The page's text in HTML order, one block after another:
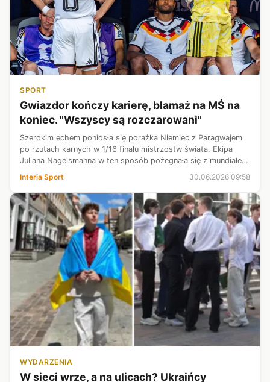
SPORT
Gwiazdor kończy karierę, blamaż na MŚ na
koniec. "Wszyscy są rozczarowani"
Szerokim echem poniosła się porażka Niemiec z Paragwajem
po rzutach karnych w 1/16 finału mistrzostw świata. Ekipa
Juliana Nagelsmanna w ten sposób pożegnała się z mundialem
i została jednym z największych rozczarowań. Odpadnięcie to
ma już także swo...
Interia Sport 30.06.2026 09:58
WYDARZENIA
W sieci wrze, a na ulicach? Ukraińcy